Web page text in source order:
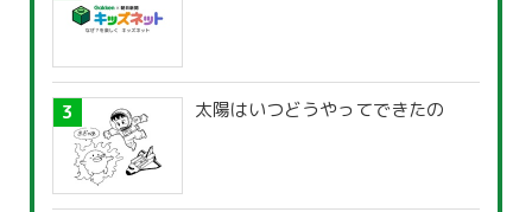
太陽はいつどうやってできたの